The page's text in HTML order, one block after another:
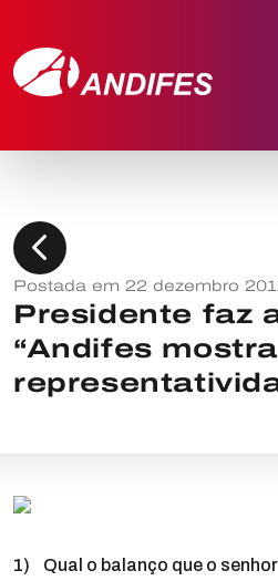
chevron_left
Postada em 22 dezembro
Presidente faz
“Andifes
1) Qual o balanço que o